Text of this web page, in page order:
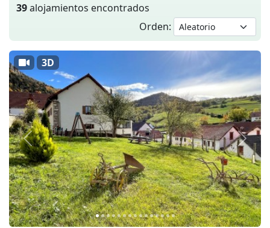
39alojamientos encontrados
Orden:
Anterior
3D